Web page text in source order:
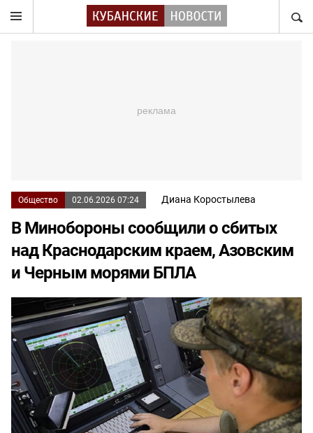
Общество 02.06.2026 07:24 Диана Коростылева
В Минобороны сообщили о сбитых
над Краснодарским краем, Азовским
и Черным морями БПЛА